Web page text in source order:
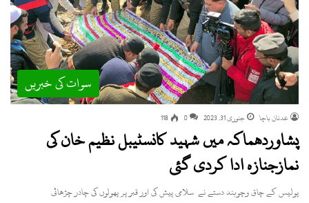
سوات کی خبریں
عدنان باچا جنوری 31, 2023 0
118
پشاوردھماکہ میں شہید کانسٹیبل نظیم خان کی
نمازجنازہ ادا کردی گئی
پولیس کے چاق وچوبند دستے نے سلامی پیش کی اور قبر پر پھولوں کی چادر چڑھائی